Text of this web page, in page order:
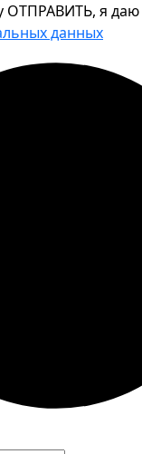
ОТПРАВИТЬ, я даю
данных